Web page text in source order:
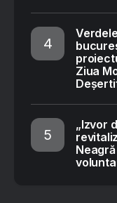
Ziua
„Izvor